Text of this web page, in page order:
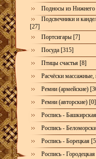
Подносы из Нижнего
Подсвечники и
[27]
Портсигары [7]
Посуда [315]
Птицы счастья [8]
Расчёски массажные,
Ремни (армейские)
Ремни (авторские) [0]
Роспись -
Роспись -
Роспись - Борецкая
Роспись -